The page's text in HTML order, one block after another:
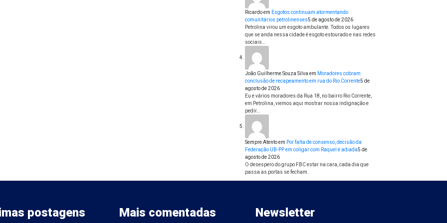
Ricardoem Esgotos continuam atormentando
comunitários petrolinenses5 de agosto de 2026
Petrolina virou um esgoto ambulante. Todos os lugares
que se anda nessa cidade é esgoto estourado e nas redes
sociais…
João Guilherme Souza Silva em Moradores cobram
conclusão de recapeamento em rua do Rio Corrente5 de
agosto de 2026
Eu e vários moradores da Rua 18, no bairro Rio Corrente,
em Petrolina, viemos aqui mostrar nossa indignação e
pedir…
Sempre Atentoem Por falta de consenso, decisão da
Federação UB-PP em coligar com Raquel é adiada5 de
agosto de 2026
O desespero do grupo FBC estar na cara, cada dia que
passa as portas se fecham.
postagens Mais comentadas Newsletter